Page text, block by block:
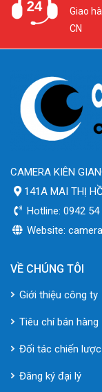
Giao
CN
CAMERA KIÊN
141A MAI THỊ
Hotline: 0942 54
Website:
VỀ CHÚNG TÔI
Giới thiệu công ty
Tiêu chí bán hàng
Đối tác chiến lược
Đăng ký đại lý